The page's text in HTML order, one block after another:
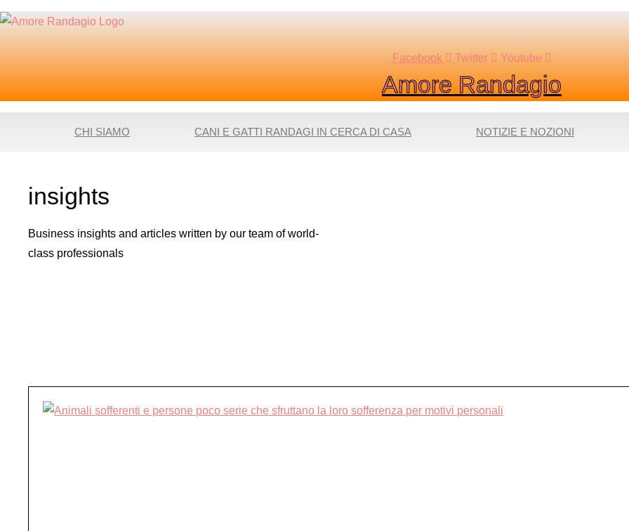
Facebook Twitter Youtube
Amore Randagio
CHI SIAMO CANI E GATTI RANDAGI IN CERCA DI CASA NOTIZIE E NOZIONI
insights
Business insights and articles written by our team of world-
class professionals